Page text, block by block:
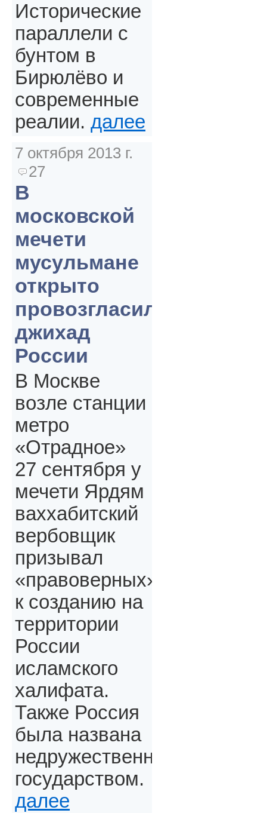
Исторические
параллели с
бунтом в
Бирюлёво и
современные
реалии. далее
7 октября 2013 г.
27
В
московской
мечети
мусульмане
открыто
провозгласили
джихад
России
В Москве
возле станции
метро
«Отрадное»
27 сентября у
мечети Ярдям
ваххабитский
вербовщик
призывал
«правоверных»,
к созданию на
территории
России
исламского
халифата.
Также Россия
была названа
недружественным
государством.
далее